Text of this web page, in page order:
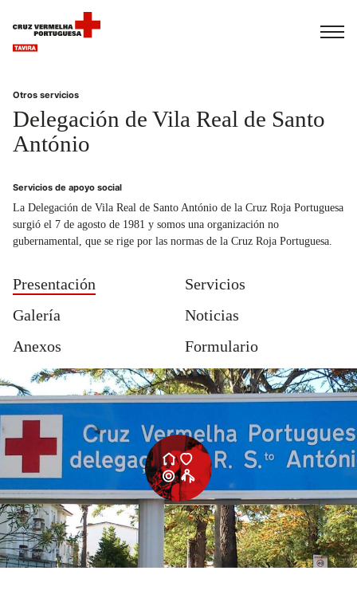
Otros servicios
Delegación de Vila Real de Santo
António
Servicios de apoyo social
La Delegación de Vila Real de Santo António de la Cruz Roja Portuguesa
surgió el 7 de agosto de 1981 y somos una organización no
gubernamental, que se rige por las normas de la Cruz Roja Portuguesa.
Presentación
Servicios
Galería
Noticias
Anexos
Formulario